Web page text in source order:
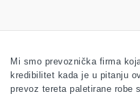
Mi smo prevoznička firma
kredibilitet kada je u pitanju
prevoz tereta paletirane robe